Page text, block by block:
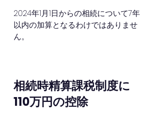
2024年1月1日からの相続について7年
以内の加算となるわけではありませ
ん。
相続時精算課税制度に
110万円の控除